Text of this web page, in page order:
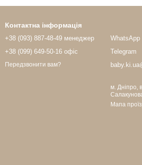
Контактна інформація
+38 (093) 887-48-49 менеджер
+38 (099) 649-50-16 офіс
Передзвонити вам?
WhatsApp
Telegram
м. Дніпро,
Мапа